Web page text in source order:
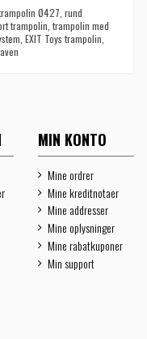
Ø427, rund
trampolin, trampolin med
EXIT Toys trampolin,
MIN KONTO
Mine ordrer
Mine kreditnotaer
Mine addresser
Mine oplysninger
Mine rabatkuponer
Min support